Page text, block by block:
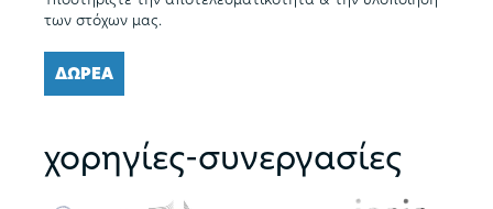
των στόχων μας.
ΔΩΡΕΑ
χορηγίες-συνεργασίες